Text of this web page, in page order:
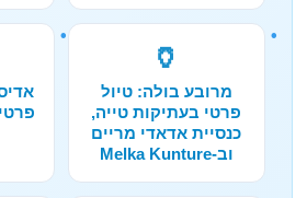
🏺
מרובע בולה: טיול
פרטי בעתיקות טייה,
כנסיית אדאדי מריים
וב-Melka Kunture